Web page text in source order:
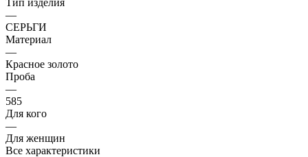
—
СЕРЬГИ
Материал
—
Красное золото
Проба
—
585
Для кого
—
Для женщин
Все характеристики